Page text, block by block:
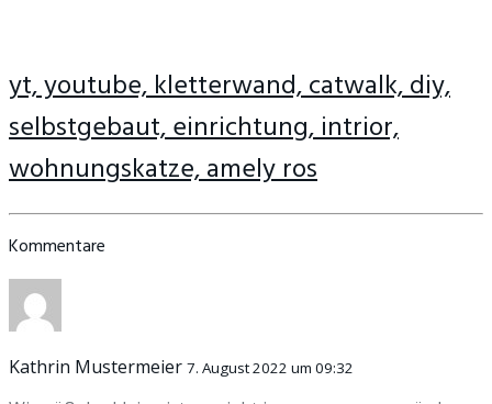
yt, youtube, kletterwand, catwalk, diy,
selbstgebaut, einrichtung, intrior,
wohnungskatze, amely ros
Kommentare
Kathrin Mustermeier 7. August 2022 um 09:32